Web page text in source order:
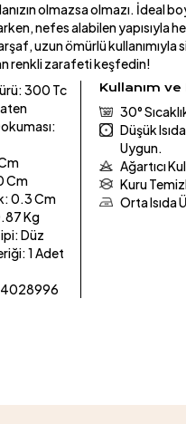
olmazsa olmazı. İdeal
nefes alabilen yapısıyla
uzun ömürlü kullanımıyla
renkli zarafeti keşfedin!
:300 Tc
:
Cm
:0.3 Cm
Kg
:Düz
:1 Adet
Kullanım ve
30°
Düşük
Uygun.
Ağartıcı
Kuru
Orta Isıda